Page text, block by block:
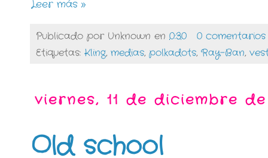
Leer más »
Publicado por Unknown en 0:30
0 comentarios
Etiquetas: Kling, medias, polkadots, Ray-Ban,
viernes, 11 de diciembre de
Old school